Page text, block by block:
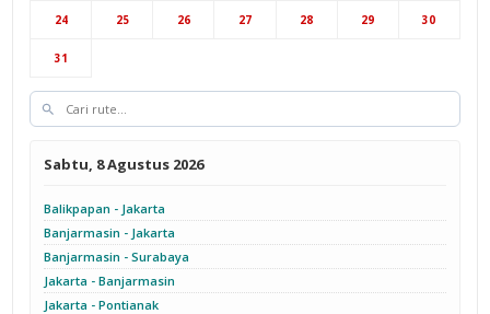
Cab Yogyakarta
24 25 26 27 28 29 30
31
Sabtu, 8 Agustus 2026
Balikpapan - Jakarta
Banjarmasin - Jakarta
Banjarmasin - Surabaya
Jakarta - Banjarmasin
Jakarta - Pontianak